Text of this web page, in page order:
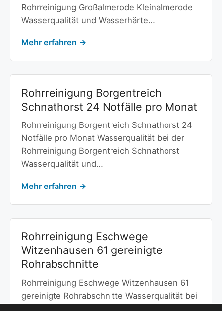
Rohrreinigung Großalmerode Kleinalmerode
Wasserqualität und Wasserhärte…
Mehr erfahren →
Rohrreinigung Borgentreich
Schnathorst 24 Notfälle pro Monat
Rohrreinigung Borgentreich Schnathorst 24
Notfälle pro Monat Wasserqualität bei der
Rohrreinigung Borgentreich Schnathorst
Wasserqualität und…
Mehr erfahren →
Rohrreinigung Eschwege
Witzenhausen 61 gereinigte
Rohrabschnitte
Rohrreinigung Eschwege Witzenhausen 61
gereinigte Rohrabschnitte Wasserqualität bei